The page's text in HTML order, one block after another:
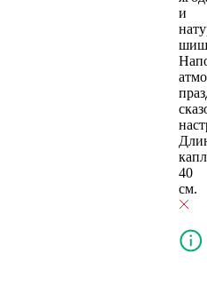
и
40
см.